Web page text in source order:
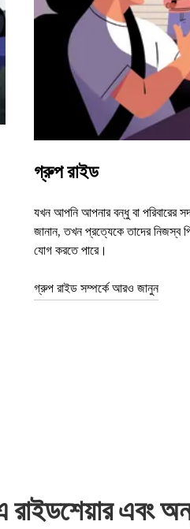
গ্রুপ রাইড
যখন আপনি আপনার বন্ধু বা পরিবারের
জানান, তখন প্রত্যেকে তাদের
যোগ করতে পারে।
গ্রুপ রাইড সম্পর্কে আরও জানুন
এবং